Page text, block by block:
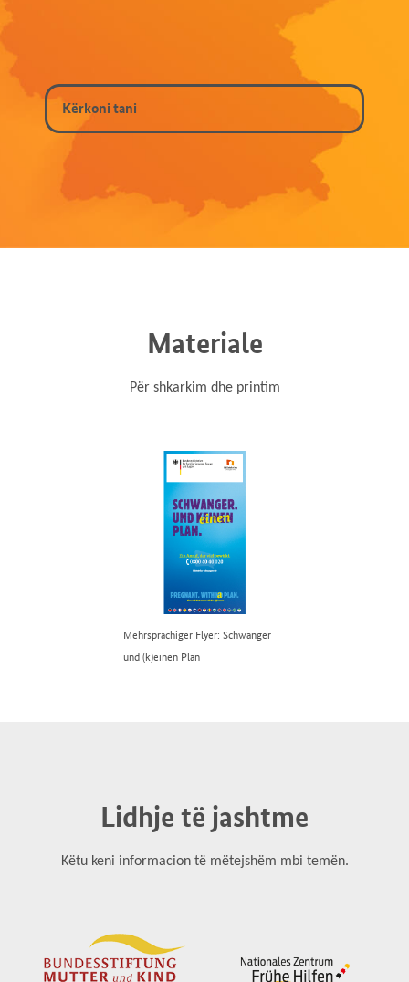
Materiale
Për shkarkim dhe printim
Mehrsprachiger Flyer: Schwanger
und (k)einen Plan
Lidhje të jashtme
Këtu keni informacion të mëtejshëm mbi temën.